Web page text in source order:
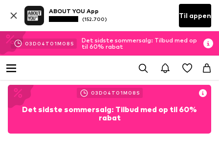
ABOUT YOU App
(152.700) Til appen
03D 04 T 01M 08 S
Det sidste sommersalg: Tilbud med op
til 60% rabat
03D 04 T 01M 08 S
Det sidste sommersalg: Tilbud med op til 60%
rabat